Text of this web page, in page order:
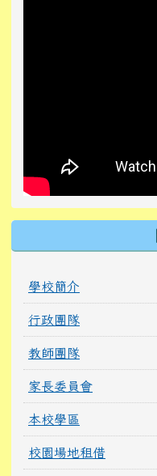
學校簡介
行政團隊
教師團隊
家長委員會
本校學區
校園場地租借